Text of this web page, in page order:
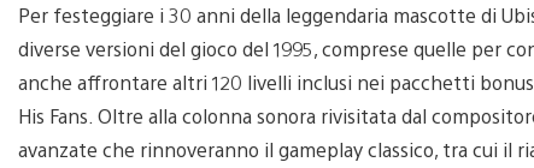
Per festeggiare i 30 anni della leggendaria mascotte di
diverse versioni del gioco del 1995, comprese quelle per
anche affrontare altri 120 livelli inclusi nei pacchetti
His Fans. Oltre alla colonna sonora rivisitata dal
avanzate che rinnoveranno il gameplay classico, tra cui il